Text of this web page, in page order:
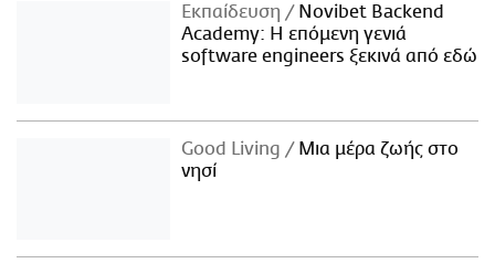
Εκπαίδευση
Novibet Backend
Academy: Η επόμενη γενιά
software engineers ξεκινά από εδώ
Good Living
Μια μέρα ζωής στο
νησί